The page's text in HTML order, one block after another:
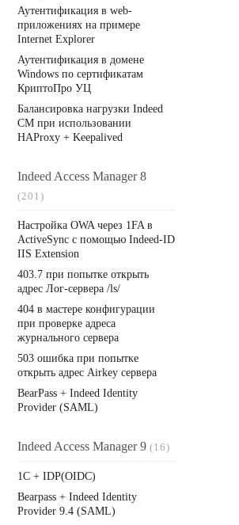
Аутентификация в web-
приложениях на примере
Internet Explorer
Аутентификация в домене
Windows по сертификатам
КриптоПро УЦ
Балансировка нагрузки Indeed
CM при использовании
HAProxy + Keepalived
Indeed Access Manager 8
(201)
Настройка OWA через 1FA в
ActiveSync с помощью Indeed-ID
IIS Extension
403.7 при попытке открыть
адрес Лог-сервера /ls/
404 в мастере конфигурации
при проверке адреса
журнального сервера
503 ошибка при попытке
открыть адрес Airkey сервера
BearPass + Indeed Identity
Provider (SAML)
Indeed Access Manager 9 (16)
1C + IDP(OIDC)
Bearpass + Indeed Identity
Provider 9.4 (SAML)